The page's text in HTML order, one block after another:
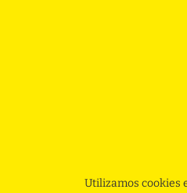
Utilizamos cookies